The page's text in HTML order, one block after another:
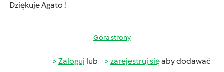
Dziękuje Agato !
Góra strony
Zaloguj lub zarejestruj sięaby dodawać